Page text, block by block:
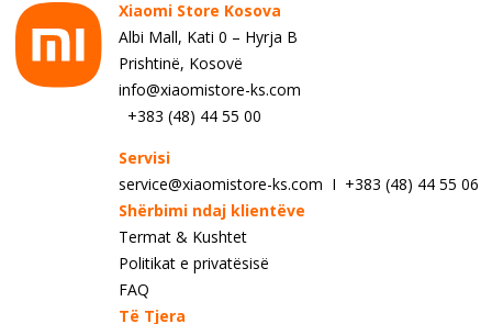
Xiaomi Store Kosova
Albi Mall, Kati 0 – Hyrja B
Prishtinë, Kosovë
info@xiaomistore-ks.com
+383 (48) 44 55 00
Servisi
service@xiaomistore-ks.com I +383 (48) 44 55 06
Shërbimi ndaj klientëve
Termat & Kushtet
Politikat e privatësisë
FAQ
Të Tjera